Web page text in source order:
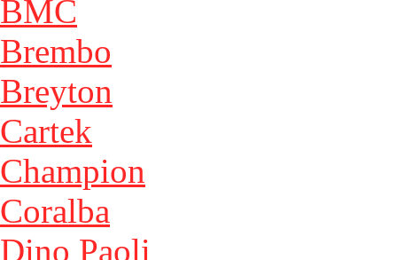
BMC
Brembo
Breyton
Cartek
Champion
Coralba
Dino Paoli